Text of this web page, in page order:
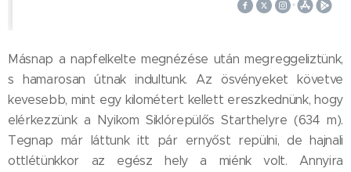
Másnap a napfelkelte megnézése után megreggeliztünk,
s hamarosan útnak indultunk. Az ösvényeket követve
kevesebb, mint egy kilométert kellett ereszkednünk, hogy
elérkezzünk a Nyikom Siklórepülős Starthelyre (634 m).
Tegnap már láttunk itt pár ernyőst repülni, de hajnali
ottlétünkkor az egész hely a miénk volt. Annyira